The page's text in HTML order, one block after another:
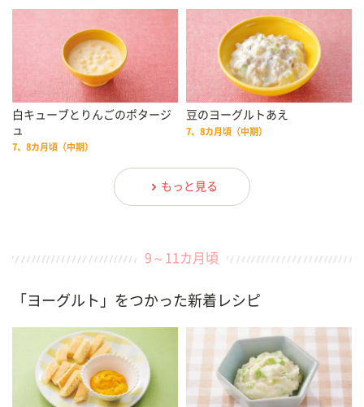
白キューブとりんごのポタージ
ュ
7、8カ月頃（中期）
豆のヨーグルトあえ
7、8カ月頃（中期）
もっと見る
9～11カ月頃
「ヨーグルト」をつかった新着レシピ